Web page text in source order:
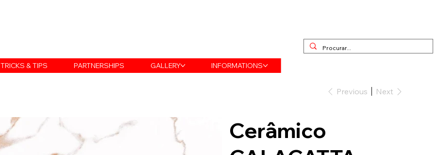
TRICKS & TIPS PARTNERSHIPS GALLERY INFORMATIONS
Previous Next
Cerâmico